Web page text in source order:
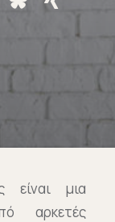
είναι μια
αρκετές